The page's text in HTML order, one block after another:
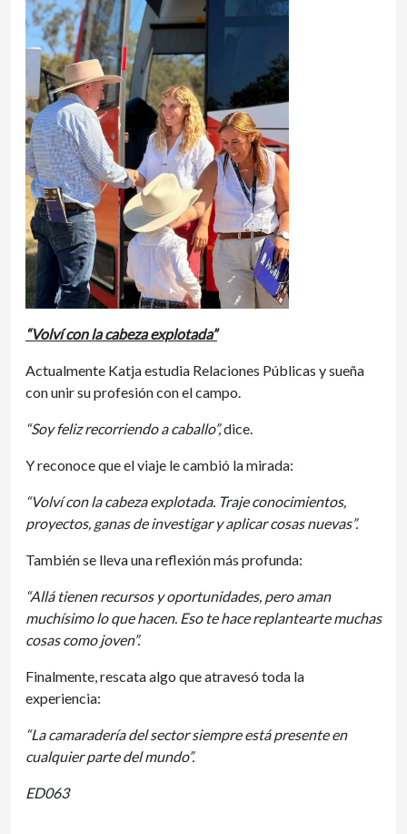
“Volví con la cabeza explotada”
Actualmente Katja estudia Relaciones Públicas y sueña
con unir su profesión con el campo.
“Soy feliz recorriendo a caballo”,dice.
Y reconoce que el viaje le cambió la mirada:
“Volví con la cabeza explotada. Traje conocimientos,
proyectos, ganas de investigar y aplicar cosas nuevas”.
También se lleva una reflexión más profunda:
“Allá tienen recursos y oportunidades, pero aman
muchísimo lo que hacen. Eso te hace replantearte muchas
cosas como joven”.
Finalmente, rescata algo que atravesó toda la
experiencia:
“La camaradería del sector siempre está presente en
cualquier parte del mundo”.
ED063